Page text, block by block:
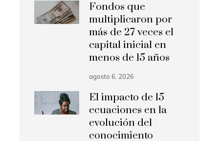
Fondos que
multiplicaron por
más de 27 veces el
capital inicial en
menos de 15 años
agosto 6, 2026
El impacto de 15
ecuaciones en la
evolución del
conocimiento